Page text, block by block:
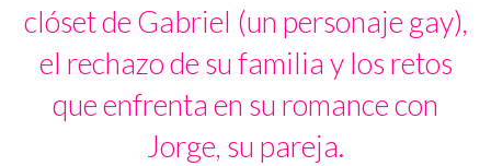
clóset de Gabriel (un personaje gay),
el rechazo de su familia y los retos
que enfrenta en su romance con
Jorge, su pareja.